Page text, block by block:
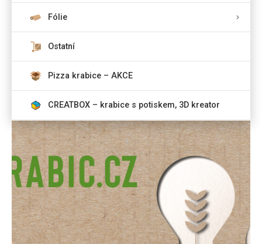
Fólie
Ostatní
Pizza krabice – AKCE
CREATBOX – krabice s potiskem, 3D kreator